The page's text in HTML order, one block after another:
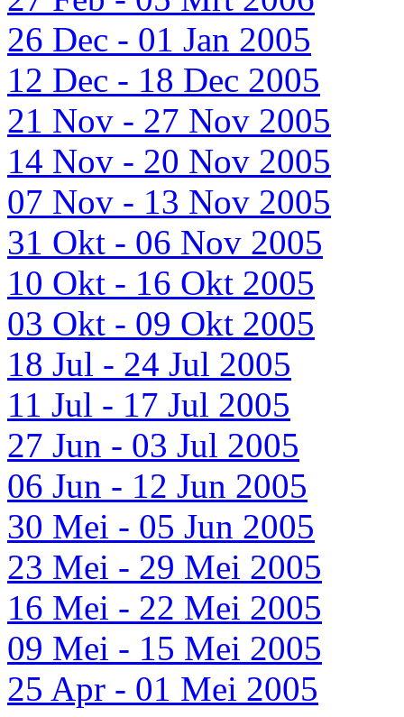
26 Dec - 01 Jan 2005
12 Dec - 18 Dec 2005
21 Nov - 27 Nov 2005
14 Nov - 20 Nov 2005
07 Nov - 13 Nov 2005
31 Okt - 06 Nov 2005
10 Okt - 16 Okt 2005
03 Okt - 09 Okt 2005
18 Jul - 24 Jul 2005
11 Jul - 17 Jul 2005
27 Jun - 03 Jul 2005
06 Jun - 12 Jun 2005
30 Mei - 05 Jun 2005
23 Mei - 29 Mei 2005
16 Mei - 22 Mei 2005
09 Mei - 15 Mei 2005
25 Apr - 01 Mei 2005